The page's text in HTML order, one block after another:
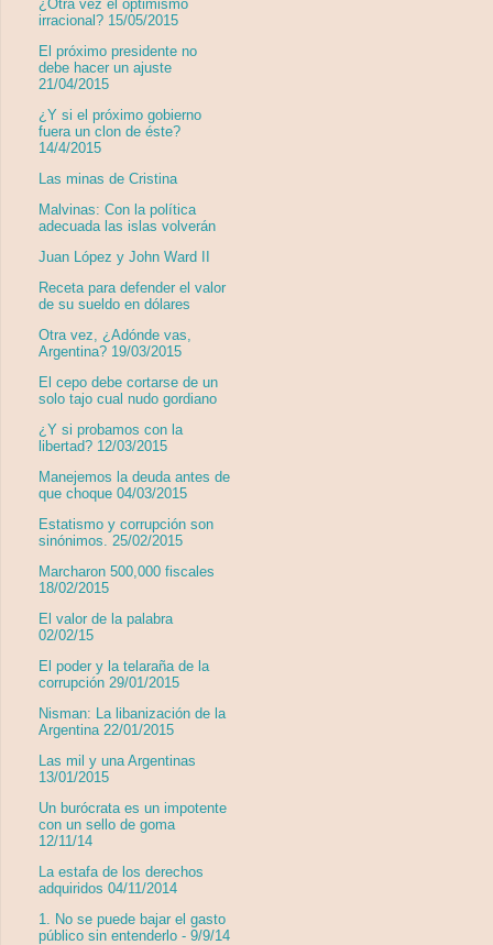
¿Otra vez el optimismo
irracional? 15/05/2015
El próximo presidente no
debe hacer un ajuste
21/04/2015
¿Y si el próximo gobierno
fuera un clon de éste?
14/4/2015
Las minas de Cristina
Malvinas: Con la política
adecuada las islas volverán
Juan López y John Ward II
Receta para defender el valor
de su sueldo en dólares
Otra vez, ¿Adónde vas,
Argentina? 19/03/2015
El cepo debe cortarse de un
solo tajo cual nudo gordiano
¿Y si probamos con la
libertad? 12/03/2015
Manejemos la deuda antes de
que choque 04/03/2015
Estatismo y corrupción son
sinónimos. 25/02/2015
Marcharon 500,000 fiscales
18/02/2015
El valor de la palabra
02/02/15
El poder y la telaraña de la
corrupción 29/01/2015
Nisman: La libanización de la
Argentina 22/01/2015
Las mil y una Argentinas
13/01/2015
Un burócrata es un impotente
con un sello de goma
12/11/14
La estafa de los derechos
adquiridos 04/11/2014
1. No se puede bajar el gasto
público sin entenderlo - 9/9/14